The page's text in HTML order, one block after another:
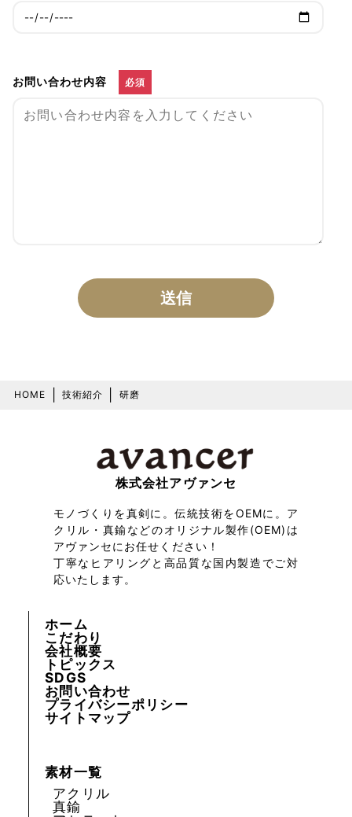
お問い合わせ内容 必須
HOME 技術紹介 研磨
株式会社アヴァンセ
モノづくりを真剣に。伝統技術をOEMに。ア
クリル・真鍮などのオリジナル製作(OEM)は
アヴァンセにお任せください！
丁寧なヒアリングと高品質な国内製造でご対
応いたします。
ホーム
こだわり
会社概要
トピックス
SDGS
お問い合わせ
プライバシーポリシー
サイトマップ
素材一覧
アクリル
真鍮